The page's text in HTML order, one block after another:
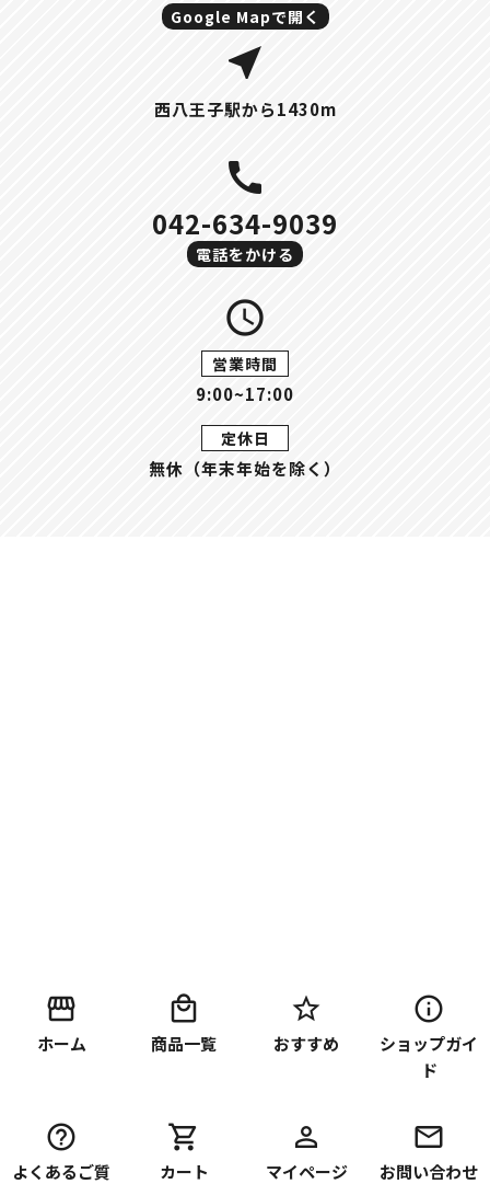
Google Mapで開く
near_me
西八王子駅から1430m
call
042-634-9039
電話をかける
query_builder
営業時間
9:00~17:00
定休日
無休（年末年始を除く）
ホーム 商品一覧 おすすめ
ショップガイ
ド
よくあるご質
カート マイページ お問い合わせ